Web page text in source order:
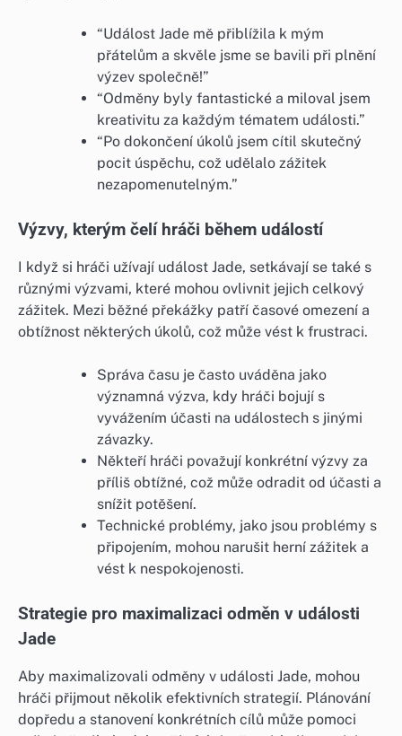
“Událost Jade mě přiblížila k mým
přátelům a skvěle jsme se bavili při plnění
výzev společně!”
“Odměny byly fantastické a miloval jsem
kreativitu za každým tématem události.”
“Po dokončení úkolů jsem cítil skutečný
pocit úspěchu, což udělalo zážitek
nezapomenutelným.”
Výzvy, kterým čelí hráči během událostí
I když si hráči užívají událost Jade, setkávají se také s
různými výzvami, které mohou ovlivnit jejich celkový
zážitek. Mezi běžné překážky patří časové omezení a
obtížnost některých úkolů, což může vést k frustraci.
Správa času je často uváděna jako
významná výzva, kdy hráči bojují s
vyvážením účasti na událostech s jinými
závazky.
Někteří hráči považují konkrétní výzvy za
příliš obtížné, což může odradit od účasti a
snížit potěšení.
Technické problémy, jako jsou problémy s
připojením, mohou narušit herní zážitek a
vést k nespokojenosti.
Strategie pro maximalizaci odměn v události
Jade
Aby maximalizovali odměny v události Jade, mohou
hráči přijmout několik efektivních strategií. Plánování
dopředu a stanovení konkrétních cílů může pomoci